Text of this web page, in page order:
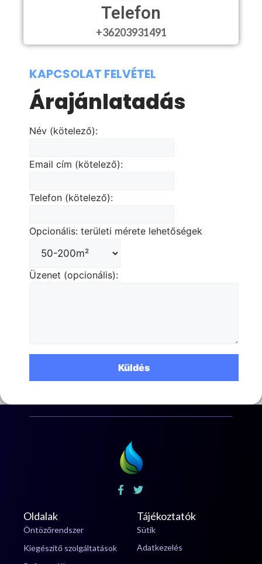
Telefon
+36203931491
KAPCSOLAT FELVÉTEL
Árajánlatadás
Név (kötelező):
Email cím (kötelező):
Telefon (kötelező):
Opcionális: területi mérete lehetőségek
Üzenet (opcionális):
Oldalak
Öntözőrendszer
Kiegészítő szolgáltatások
Tájékoztatók
Sütik
Adatkezelés